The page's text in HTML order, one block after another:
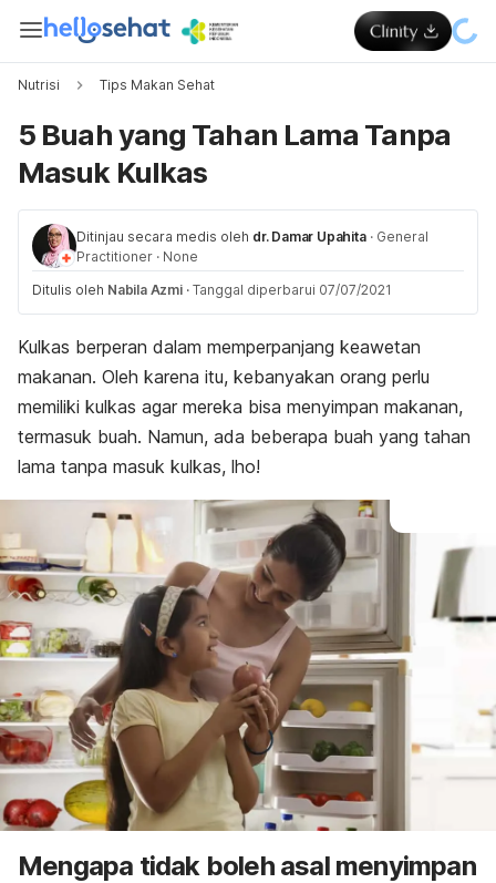
Nutrisi Tips Makan Sehat
5 Buah yang Tahan Lama Tanpa
Masuk Kulkas
Ditinjau secara medis oleh dr. Damar Upahita · General
Practitioner · None
Ditulis oleh Nabila Azmi · Tanggal diperbarui 07/07/2021
Kulkas berperan dalam memperpanjang keawetan
makanan. Oleh karena itu, kebanyakan orang perlu
memiliki kulkas agar mereka bisa menyimpan makanan,
termasuk buah. Namun, ada beberapa buah yang tahan
lama tanpa masuk kulkas, lho!
Mengapa tidak boleh asal menyimpan